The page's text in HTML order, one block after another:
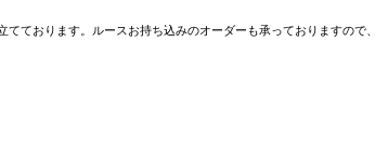
ております。ルースお持ち込みのオーダーも承っておりますので